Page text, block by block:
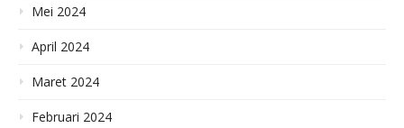
Mei 2024
April 2024
Maret 2024
Februari 2024